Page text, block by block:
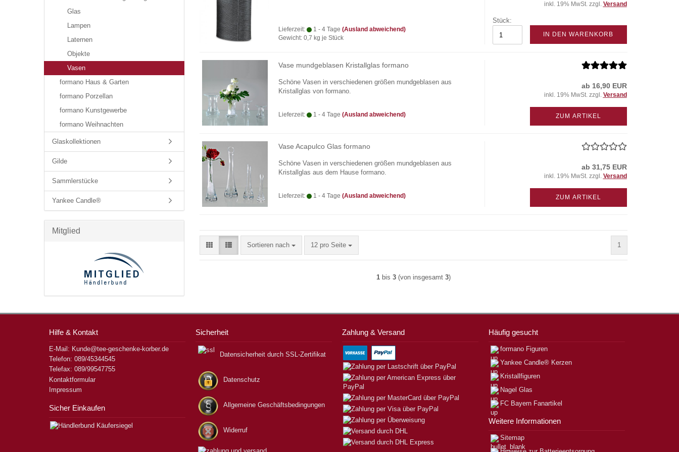
Lieferzeit: 1 - 4 Tage (Ausland abweichend)
Gewicht: 0,7 kg je Stück
inkl. 19% MwSt. zzgl. Versand
Stück:
IN DEN WARENKORB
Vase mundgeblasen Kristallglas formano
Schöne Vasen in verschiedenen größen mundgeblasen aus
Kristallglas von formano.
Lieferzeit: 1 - 4 Tage (Ausland abweichend)
ab 16,90 EUR
inkl. 19% MwSt. zzgl. Versand
ZUM ARTIKEL
Vase Acapulco Glas formano
Schöne Vasen in verschiedenen größen mundgeblasen aus
Kristallglas aus dem Hause formano.
Lieferzeit: 1 - 4 Tage (Ausland abweichend)
ab 31,75 EUR
inkl. 19% MwSt. zzgl. Versand
ZUM ARTIKEL
Sortieren nach
Sortieren nach 12 pro Seite
pro Seite 1
1bis 3(von insgesamt 3)
Glas
Lampen
Laternen
Objekte
Vasen
formano Haus & Garten
formano Porzellan
formano Kunstgewerbe
formano Weihnachten
Glaskollektionen
Gilde
Sammlerstücke
Yankee Candle®
Mitglied
Hilfe & Kontakt
E-Mail: Kunde@tee-geschenke-korber.de
Telefon: 089/45344545
Telefax: 089/99547755
Kontaktformular
Impressum
Sicher Einkaufen
Sicherheit
Datensicherheit durch SSL-Zertifikat
Datenschutz
Allgemeine Geschäftsbedingungen
Widerruf
Zahlung & Versand Häufig gesucht
formano Figuren
Yankee Candle® Kerzen
Kristallfiguren
Nagel Glas
FC Bayern Fanartikel
Weitere Informationen
Sitemap